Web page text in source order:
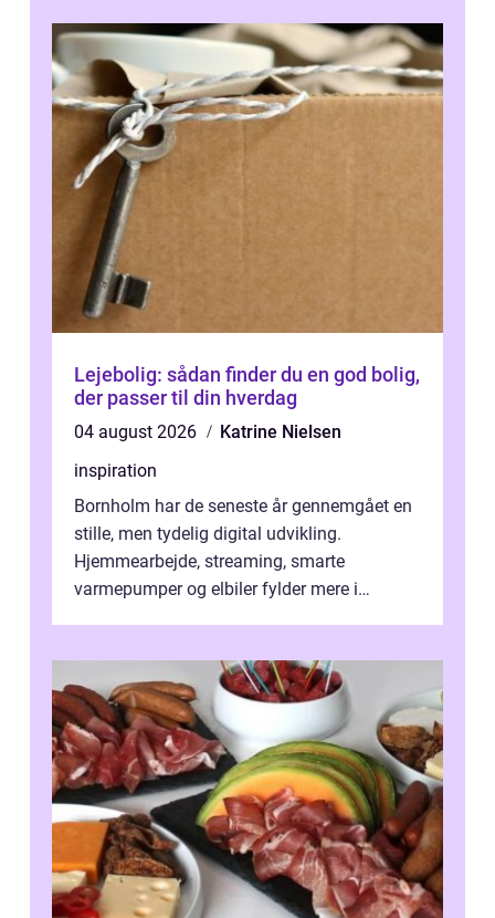
Lejebolig: sådan finder du en god bolig,
der passer til din hverdag
04 august 2026
Katrine Nielsen
inspiration
Bornholm har de seneste år gennemgået en
stille, men tydelig digital udvikling.
Hjemmearbejde, streaming, smarte
varmepumper og elbiler fylder mere i